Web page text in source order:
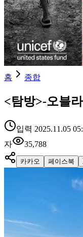
홈 종합
<탐방>-오블
입력 2025.11.05
자
35,788
카카오 페이스북